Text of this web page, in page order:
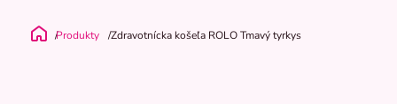
Domov
Produkty Zdravotnícka košeľa ROLO Tmavý tyrkys